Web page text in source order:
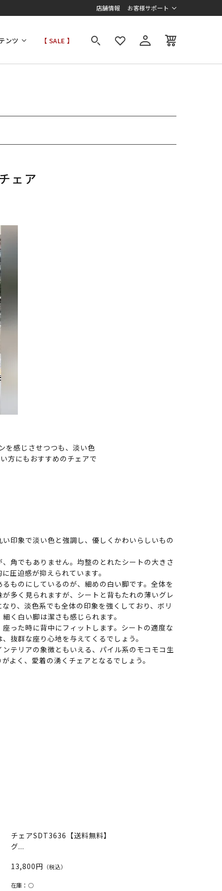
店舗情報 お客様サポート
ンツ 【 SALE 】
ェア
を感じさせつつも、淡い色
方にもおすすめのチェアで
印象で淡い色と強調し、優しくかわいらしいもの
角でもありません。均整のとれたシートの大きさ
圧迫感が抑えられています。
ものにしているのが、細めの白い脚です。全体を
多く見られますが、シートと背もたれの薄いグレ
り、淡色系でも全体の印象を強くしており、ボリ
く白い脚は潔さも感じられます。
った時に背中にフィットします。シートの適度な
抜群な座り心地を与えてくるでしょう。
テリアの象徴ともいえる、パイル系のモコモコ生
よく、愛着の湧くチェアとなるでしょう。
チェアSDT3636【送料無料】
グ...
13,800円 （税込）
在庫： ○